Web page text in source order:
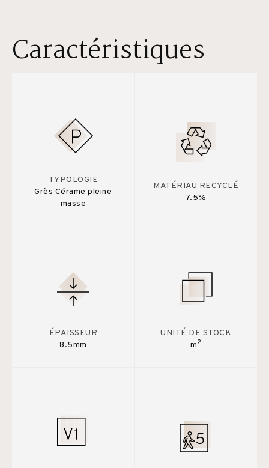
Caractéristiques
TYPOLOGIE
Grès Cérame pleine
masse
MATÉRIAU RECYCLÉ
7.5%
ÉPAISSEUR
8.5mm
UNITÉ DE STOCK
m2